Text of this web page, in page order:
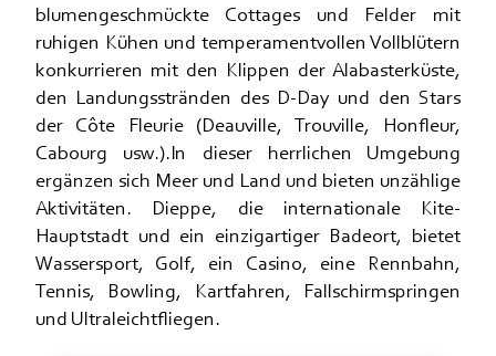
blumengeschmückte Cottages und Felder mit
ruhigen Kühen und temperamentvollen Vollblütern
konkurrieren mit den Klippen der Alabasterküste,
den Landungsstränden des D-Day und den Stars
der Côte Fleurie (Deauville, Trouville, Honfleur,
Cabourg usw.).In dieser herrlichen Umgebung
ergänzen sich Meer und Land und bieten unzählige
Aktivitäten. Dieppe, die internationale Kite-
Hauptstadt und ein einzigartiger Badeort, bietet
Wassersport, Golf, ein Casino, eine Rennbahn,
Tennis, Bowling, Kartfahren, Fallschirmspringen
und Ultraleichtfliegen.